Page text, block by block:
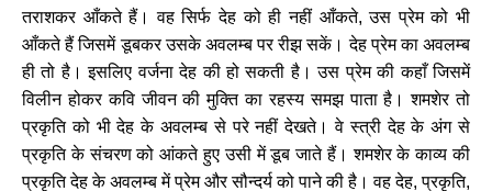
तराशकर आँकते हैं। वह सिर्फ देह को ही नहीं आँकते, उस प्रेम को भी
आँकते हैं जिसमें डूबकर उसके अवलम्ब पर रीझ सकें। देह प्रेम का अवलम्ब
ही तो है। इसलिए वर्जना देह की हो सकती है। उस प्रेम की कहाँ जिसमें
विलीन होकर कवि जीवन की मुक्ति का रहस्य समझ पाता है। शमशेर तो
प्रकृति को भी देह के अवलम्ब से परे नहीं देखते। वे स्त्री देह के अंग से
प्रकृति के संचरण को आंकते हुए उसी में डूब जाते हैं। शमशेर के काव्य की
प्रकृति देह के अवलम्ब में प्रेम और सौन्दर्य को पाने की है। वह देह, प्रकृति,